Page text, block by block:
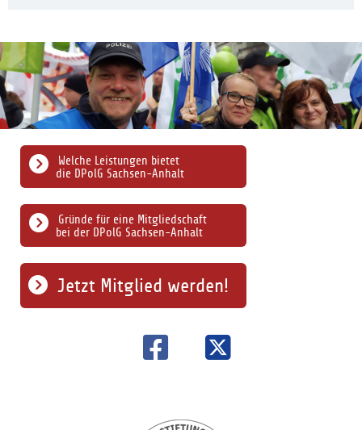
Gründe für eine Mitgliedschaft
bei der DPolG Sachsen-Anhalt
Welche Leistungen bietet
die DPolG Sachsen-Anhalt
Jetzt Mitglied werden!